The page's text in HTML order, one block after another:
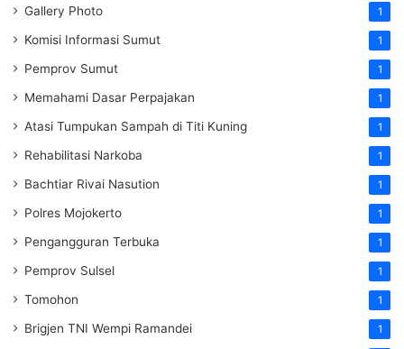
Gallery Photo 1
Komisi Informasi Sumut 1
Pemprov Sumut 1
Memahami Dasar Perpajakan 1
Atasi Tumpukan Sampah di Titi Kuning 1
Rehabilitasi Narkoba 1
Bachtiar Rivai Nasution 1
Polres Mojokerto 1
Pengangguran Terbuka 1
Pemprov Sulsel 1
Tomohon 1
Brigjen TNI Wempi Ramandei 1